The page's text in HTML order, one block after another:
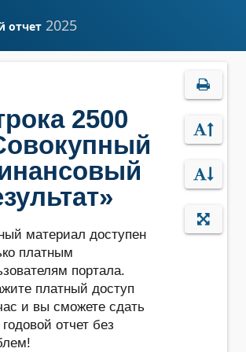
отчет 2025
2500
материал доступен
платным
портала.
платный доступ
и вы сможете сдать
отчет без